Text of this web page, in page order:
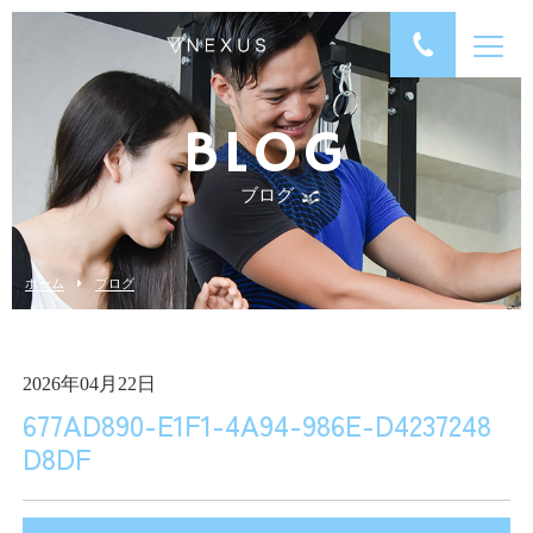
BLOG
ブログ
ホーム ブログ
2026年04月22日
677AD890-E1F1-4A94-986E-D4237248
D8DF